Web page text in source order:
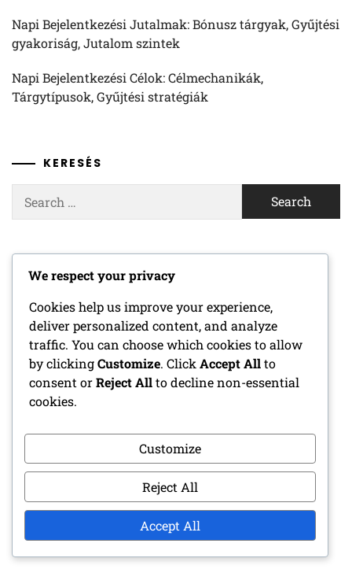
Napi Bejelentkezési Jutalmak: Bónusz tárgyak, Gyűjtési
gyakoriság, Jutalom szintek
Napi Bejelentkezési Célok: Célmechanikák,
Tárgytípusok, Gyűjtési stratégiák
KERESÉS
for:
KATEGÓRIÁK
Ajándékcsomagok
Különleges Esemény Díjak
Napi Bejelentkezési Jutalmak
February 2026
We respect your privacy
Cookies help us improve your experience,
deliver personalized content, and analyze
traffic. You can choose which cookies to allow
by clickingCustomize. Click Accept Allto
consent orReject Allto decline non-essential
cookies.
Customize
Reject All
Accept All